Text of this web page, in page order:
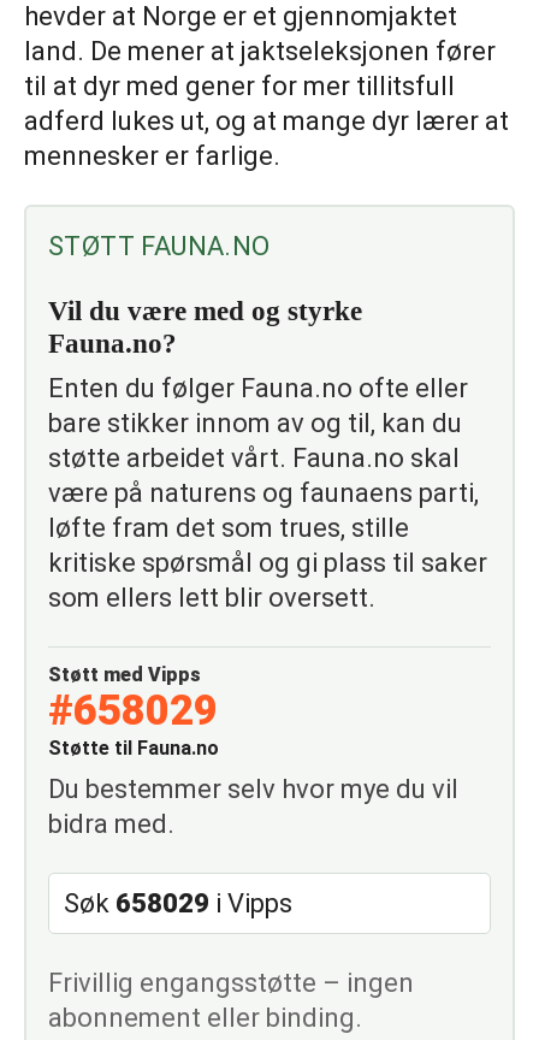
hevder at Norge er et gjennomjaktet
land. De mener at jaktseleksjonen fører
til at dyr med gener for mer tillitsfull
adferd lukes ut, og at mange dyr lærer at
mennesker er farlige.
STØTT FAUNA.NO
Vil du være med og styrke
Fauna.no?
Enten du følger Fauna.no ofte eller
bare stikker innom av og til, kan du
støtte arbeidet vårt. Fauna.no skal
være på naturens og faunaens parti,
løfte fram det som trues, stille
kritiske spørsmål og gi plass til saker
som ellers lett blir oversett.
Støtt med Vipps
#658029
Støtte til Fauna.no
Du bestemmer selv hvor mye du vil
bidra med.
Søk 658029 i Vipps
Frivillig engangsstøtte – ingen
abonnement eller binding.